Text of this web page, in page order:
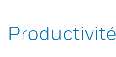
Productivité